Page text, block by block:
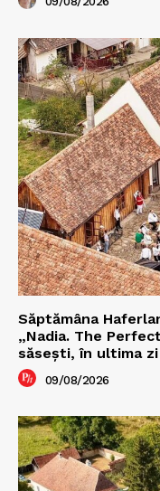
Săptămâna
„Nadia. The
săseşti, în ultima
09/08/2026